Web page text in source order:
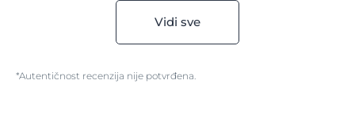
Vidi sve
*Autentičnost recenzija nije potvrđena.